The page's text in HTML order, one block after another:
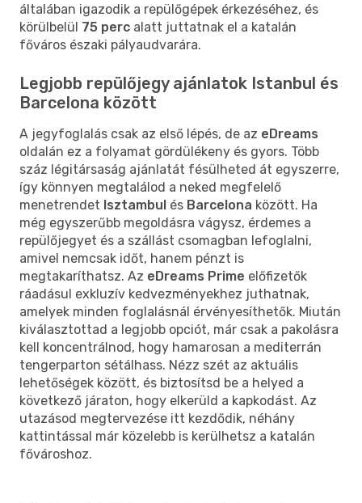
általában igazodik a repülőgépek érkezéséhez, és
körülbelül 75 perc alatt juttatnak el a katalán
főváros északi pályaudvarára.
Legjobb repülőjegy ajánlatok Istanbul és
Barcelona között
A jegyfoglalás csak az első lépés, de az eDreams
oldalán ez a folyamat gördülékeny és gyors. Több
száz légitársaság ajánlatát fésülheted át egyszerre,
így könnyen megtalálod a neked megfelelő
menetrendet Isztambul és Barcelona között. Ha
még egyszerűbb megoldásra vágysz, érdemes a
repülőjegyet és a szállást csomagban lefoglalni,
amivel nemcsak időt, hanem pénzt is
megtakaríthatsz. Az eDreams Prime előfizetők
ráadásul exkluzív kedvezményekhez juthatnak,
amelyek minden foglalásnál érvényesíthetők. Miután
kiválasztottad a legjobb opciót, már csak a pakolásra
kell koncentrálnod, hogy hamarosan a mediterrán
tengerparton sétálhass. Nézz szét az aktuális
lehetőségek között, és biztosítsd be a helyed a
következő járaton, hogy elkerüld a kapkodást. Az
utazásod megtervezése itt kezdődik, néhány
kattintással már közelebb is kerülhetsz a katalán
fővároshoz.